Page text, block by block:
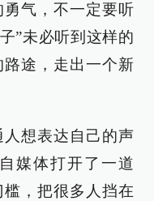
气，不一定要听
”未必听到这样的
途，走出一个新
想表达自己的声
媒体打开了一道
，把很多人挡在